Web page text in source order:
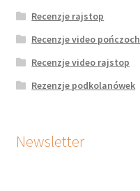
Recenzje rajstop
Recenzje video pończoch
Recenzje video rajstop
Rezenzje podkolanówek
Newsletter